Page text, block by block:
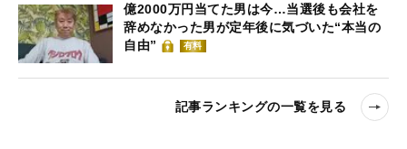
億2000万円当てた男は今…当選後も会社を
辞めなかった男が定年後に気づいた“本当の
自由”
有料
記事ランキングの一覧を見る